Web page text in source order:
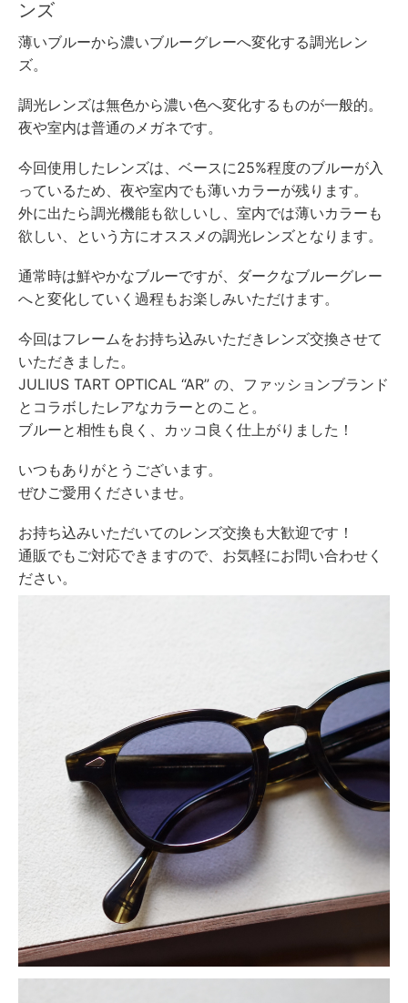
ンズ
薄いブルーから濃いブルーグレーへ変化する調光レン
ズ。
調光レンズは無色から濃い色へ変化するものが一般的。
夜や室内は普通のメガネです。
今回使用したレンズは、ベースに25%程度のブルーが入
っているため、夜や室内でも薄いカラーが残ります。
外に出たら調光機能も欲しいし、室内では薄いカラーも
欲しい、という方にオススメの調光レンズとなります。
通常時は鮮やかなブルーですが、ダークなブルーグレー
へと変化していく過程もお楽しみいただけます。
今回はフレームをお持ち込みいただきレンズ交換させて
いただきました。
JULIUS TART OPTICAL “AR” の、ファッションブランド
とコラボしたレアなカラーとのこと。
ブルーと相性も良く、カッコ良く仕上がりました！
いつもありがとうございます。
ぜひご愛用くださいませ。
お持ち込みいただいてのレンズ交換も大歓迎です！
通販でもご対応できますので、お気軽にお問い合わせく
ださい。